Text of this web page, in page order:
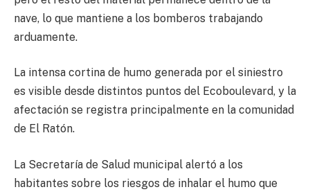
nave, lo que mantiene a los bomberos trabajando
arduamente.
La intensa cortina de humo generada por el siniestro
es visible desde distintos puntos del Ecoboulevard, y la
afectación se registra principalmente en la comunidad
de El Ratón.
La Secretaría de Salud municipal alertó a los
habitantes sobre los riesgos de inhalar el humo que